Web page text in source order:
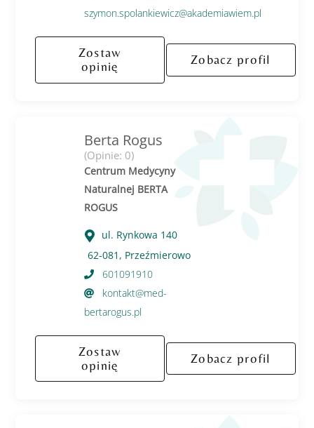
szymon.spolankiewicz@akademiawiem.pl
Zostaw
opinię
Zobacz profil
Berta Rogus
(Opinie: 0)
Centrum Medycyny
Naturalnej BERTA
ROGUS
ul. Rynkowa 140
62-081, Przeźmierowo
601091910
kontakt@med-
bertarogus.pl
Zostaw
opinię
Zobacz profil